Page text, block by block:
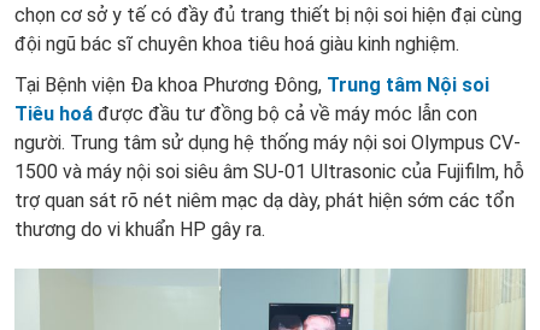
chọn cơ sở y tế có đầy đủ trang thiết bị nội soi hiện đại cùng
đội ngũ bác sĩ chuyên khoa tiêu hoá giàu kinh nghiệm.
Tại Bệnh viện Đa khoa Phương Đông, Trung tâm Nội soi
Tiêu hoá được đầu tư đồng bộ cả về máy móc lẫn con
người. Trung tâm sử dụng hệ thống máy nội soi Olympus CV-
1500 và máy nội soi siêu âm SU-01 Ultrasonic của Fujifilm, hỗ
trợ quan sát rõ nét niêm mạc dạ dày, phát hiện sớm các tổn
thương do vi khuẩn HP gây ra.